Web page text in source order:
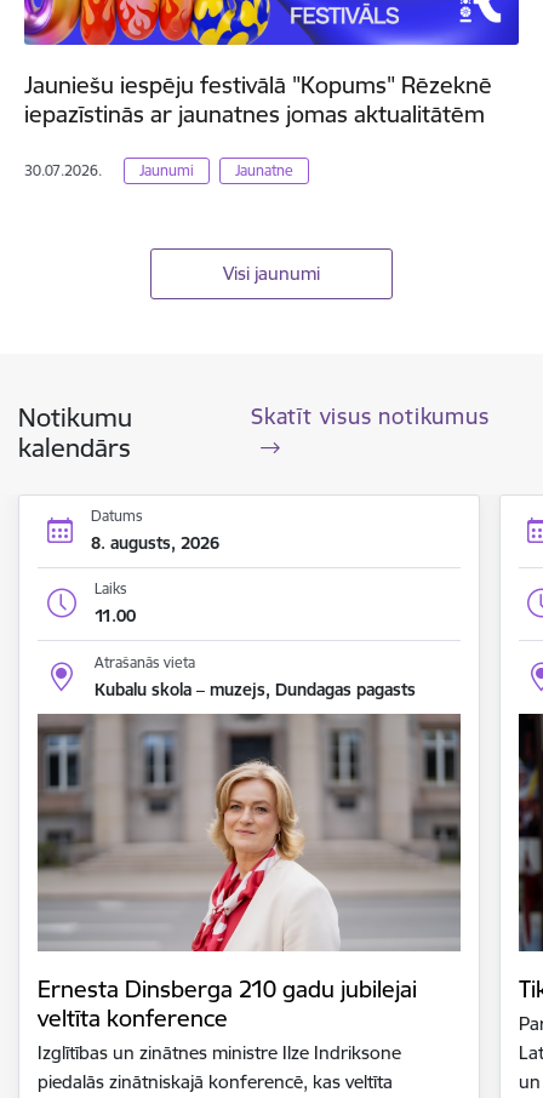
Jauniešu iespēju festivālā "Kopums" Rēzeknē
iepazīstinās ar jaunatnes jomas aktualitātēm
30.07.2026. Jaunumi Jaunatne
Visi jaunumi
Notikumu
kalendārs
Skatīt visus notikumus
Datums
8. augusts, 2026
Laiks
11.00
Atrašanās vieta
Kubalu skola – muzejs, Dundagas pagasts
Ernesta Dinsberga 210 gadu jubilejai
veltīta konference
Izglītības un zinātnes ministre Ilze Indriksone
piedalās zinātniskajā konferencē, kas veltīta